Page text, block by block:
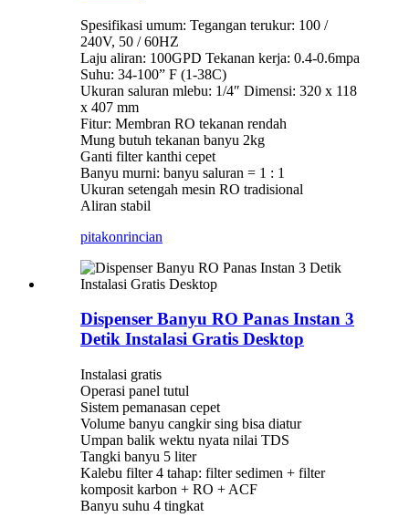
Spesifikasi umum: Tegangan terukur: 100 /
240V, 50 / 60HZ
Laju aliran: 100GPD Tekanan kerja: 0.4-0.6mpa
Suhu: 34-100” F (1-38C)
Ukuran saluran mlebu: 1/4″ Dimensi: 320 x 118
x 407 mm
Fitur: Membran RO tekanan rendah
Mung butuh tekanan banyu 2kg
Ganti filter kanthi cepet
Banyu murni: banyu saluran = 1 : 1
Ukuran setengah mesin RO tradisional
Aliran stabil
pitakonrincian
Dispenser Banyu RO Panas Instan 3
Detik Instalasi Gratis Desktop
Instalasi gratis
Operasi panel tutul
Sistem pemanasan cepet
Volume banyu cangkir sing bisa diatur
Umpan balik wektu nyata nilai TDS
Tangki banyu 5 liter
Kalebu filter 4 tahap: filter sedimen + filter
komposit karbon + RO + ACF
Banyu suhu 4 tingkat